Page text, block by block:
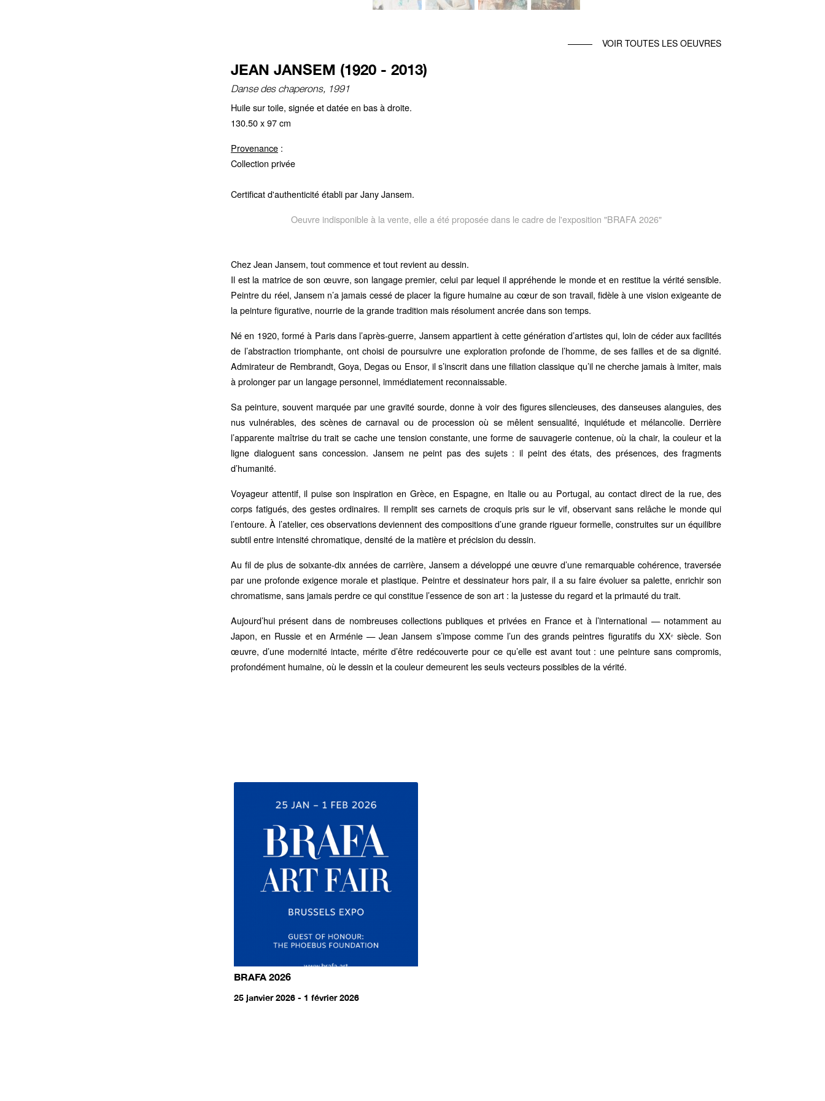
VOIR TOUTES LES OEUVRES
JEAN JANSEM (1920 - 2013)
Danse des chaperons, 1991
Huile sur toile, signée et datée en bas à droite.
130.50 x 97 cm
Provenance :
Collection privée
Certificat d'authenticité établi par Jany Jansem.
Oeuvre indisponible à la vente, elle a été proposée dans le cadre de l'exposition "BRAFA 2026"
Chez Jean Jansem, tout commence et tout revient au dessin.
Il est la matrice de son œuvre, son langage premier, celui par lequel il appréhende le monde et en restitue la vérité sensible.
Peintre du réel, Jansem n’a jamais cessé de placer la figure humaine au cœur de son travail, fidèle à une vision exigeante de
la peinture figurative, nourrie de la grande tradition mais résolument ancrée dans son temps.
Né en 1920, formé à Paris dans l’après-guerre, Jansem appartient à cette génération d’artistes qui, loin de céder aux facilités
de l’abstraction triomphante, ont choisi de poursuivre une exploration profonde de l’homme, de ses failles et de sa dignité.
Admirateur de Rembrandt, Goya, Degas ou Ensor, il s’inscrit dans une filiation classique qu’il ne cherche jamais à imiter, mais
à prolonger par un langage personnel, immédiatement reconnaissable.
Sa peinture, souvent marquée par une gravité sourde, donne à voir des figures silencieuses, des danseuses alanguies, des
nus vulnérables, des scènes de carnaval ou de procession où se mêlent sensualité, inquiétude et mélancolie. Derrière
l’apparente maîtrise du trait se cache une tension constante, une forme de sauvagerie contenue, où la chair, la couleur et la
ligne dialoguent sans concession. Jansem ne peint pas des sujets : il peint des états, des présences, des fragments
d’humanité.
Voyageur attentif, il puise son inspiration en Grèce, en Espagne, en Italie ou au Portugal, au contact direct de la rue, des
corps fatigués, des gestes ordinaires. Il remplit ses carnets de croquis pris sur le vif, observant sans relâche le monde qui
l’entoure. À l’atelier, ces observations deviennent des compositions d’une grande rigueur formelle, construites sur un équilibre
subtil entre intensité chromatique, densité de la matière et précision du dessin.
Au fil de plus de soixante-dix années de carrière, Jansem a développé une œuvre d’une remarquable cohérence, traversée
par une profonde exigence morale et plastique. Peintre et dessinateur hors pair, il a su faire évoluer sa palette, enrichir son
chromatisme, sans jamais perdre ce qui constitue l’essence de son art : la justesse du regard et la primauté du trait.
Aujourd’hui présent dans de nombreuses collections publiques et privées en France et à l’international — notamment au
Japon, en Russie et en Arménie — Jean Jansem s’impose comme l’un des grands peintres figuratifs du XXᵉ siècle. Son
œuvre, d’une modernité intacte, mérite d’être redécouverte pour ce qu’elle est avant tout : une peinture sans compromis,
profondément humaine, où le dessin et la couleur demeurent les seuls vecteurs possibles de la vérité.
BRAFA 2026
25 janvier 2026 - 1 février 2026